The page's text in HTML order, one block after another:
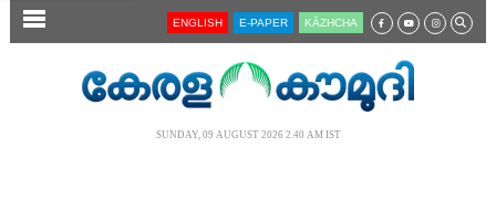
SECTIONS ENGLISH E-PAPER KĀZHCHA
SUNDAY, 09 AUGUST 2026 2.40 AM IST